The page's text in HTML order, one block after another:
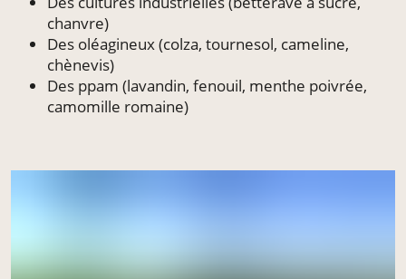
chanvre)
Des oléagineux (colza, tournesol, cameline,
chènevis)
Des ppam (lavandin, fenouil, menthe poivrée,
camomille romaine)